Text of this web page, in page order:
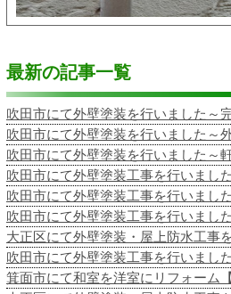
最新の記事一覧
吹田市にて外壁塗装を行いました～
吹田市にて外壁塗装を行いました～
吹田市にて外壁塗装を行いました～
吹田市にて外壁塗装工事を行いまし
吹田市にて外壁塗装工事を行いまし
吹田市にて外壁塗装工事を行いまし
大正区にて外壁塗装・屋上防水工事
吹田市にて外壁塗装工事を行いまし
箕面市にて和室を洋室にリフォーム